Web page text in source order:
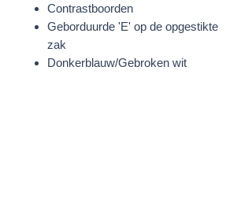
Contrastboorden
Geborduurde 'E' op de opgestikte
zak
Donkerblauw/Gebroken wit